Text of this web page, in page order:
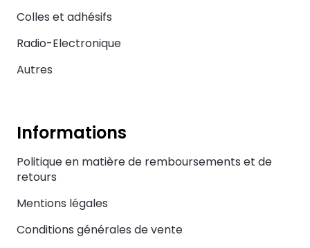
Colles et adhésifs
Radio-Electronique
Autres
Informations
Politique en matière de remboursements et de
retours
Mentions légales
Conditions générales de vente